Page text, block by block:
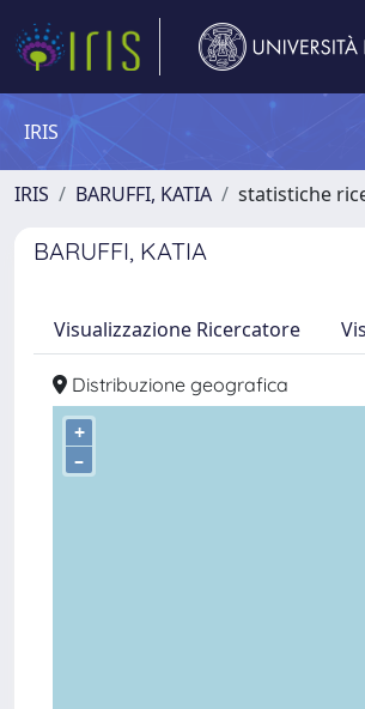
IRIS
IRIS BARUFFI, KATIA statistiche
BARUFFI, KATIA
Visualizzazione Ricercatore
Distribuzione geografica
+
–